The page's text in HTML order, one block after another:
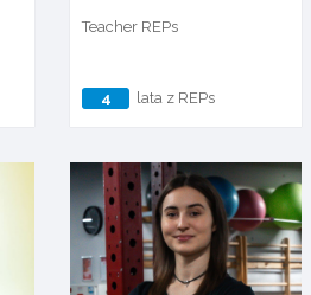
Teacher REPs
4 lata z REPs